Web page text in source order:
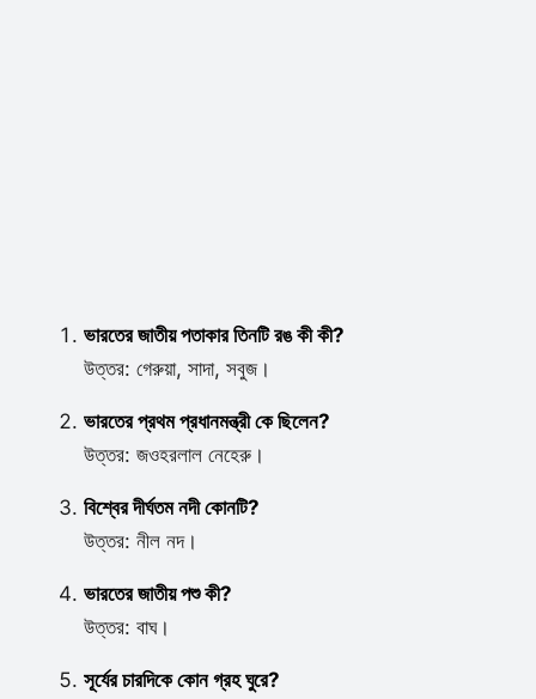
ভারতের জাতীয় পতাকার তিনটি রঙ কী কী?
উত্তর: গেরুয়া, সাদা, সবুজ।
ভারতের প্রথম প্রধানমন্ত্রী কে ছিলেন?
উত্তর: জওহরলাল নেহেরু।
বিশ্বের দীর্ঘতম নদী কোনটি?
উত্তর: নীল নদ।
ভারতের জাতীয় পশু কী?
উত্তর: বাঘ।
সূর্যের চারদিকে কোন গ্রহ ঘুরে?